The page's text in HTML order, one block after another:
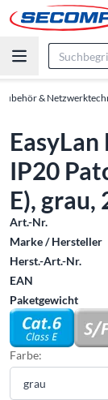
&
IP20
E), grau,
Art.-Nr.
Marke / Hersteller
Herst.-Art.-Nr.
EAN
Paketgewicht
Farbe: